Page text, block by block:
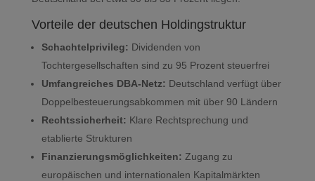
Vorteile der deutschen Holdingstruktur
Schachtelprivileg: Dividenden von
Tochtergesellschaften sind zu 95 Prozent steuerfrei
Umfangreiches DBA-Netz: Deutschland verfügt über
Doppelbesteuerungsabkommen mit über 90 Ländern
Rechtssicherheit: Klare Rechtsprechung und
etablierte Strukturen
Finanzierungsmöglichkeiten: Zugang zu
europäischen und internationalen Kapitalmärkten